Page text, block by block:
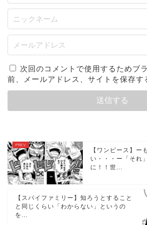
次回のコメントで使用するためブ
前、メールアドレス、サイトを保存す
【ワンピース】ー
い・・・ー「それ
に！！世...
【スパイファミリー】知ろうとすること
と同じくらい「わからない」というの
を...